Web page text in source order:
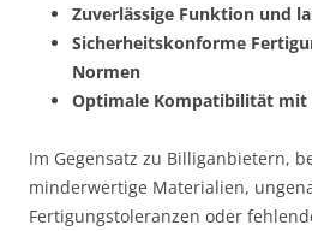
Zuverlässige Funktion und
Sicherheitskonforme
Normen
Optimale Kompatibilität mit
Im Gegensatz zu Billiganbietern,
minderwertige Materialien,
Fertigungstoleranzen oder